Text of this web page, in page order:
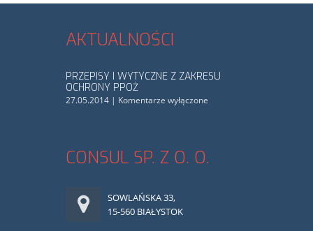
AKTUALNOŚCI
PRZEPISY I WYTYCZNE Z ZAKRESU
OCHRONY PPOŻ
27.05.2014 | Komentarze wyłączone
CONSUL SP. Z O. O.
SOWLAŃSKA 33,
15-560 BIAŁYSTOK